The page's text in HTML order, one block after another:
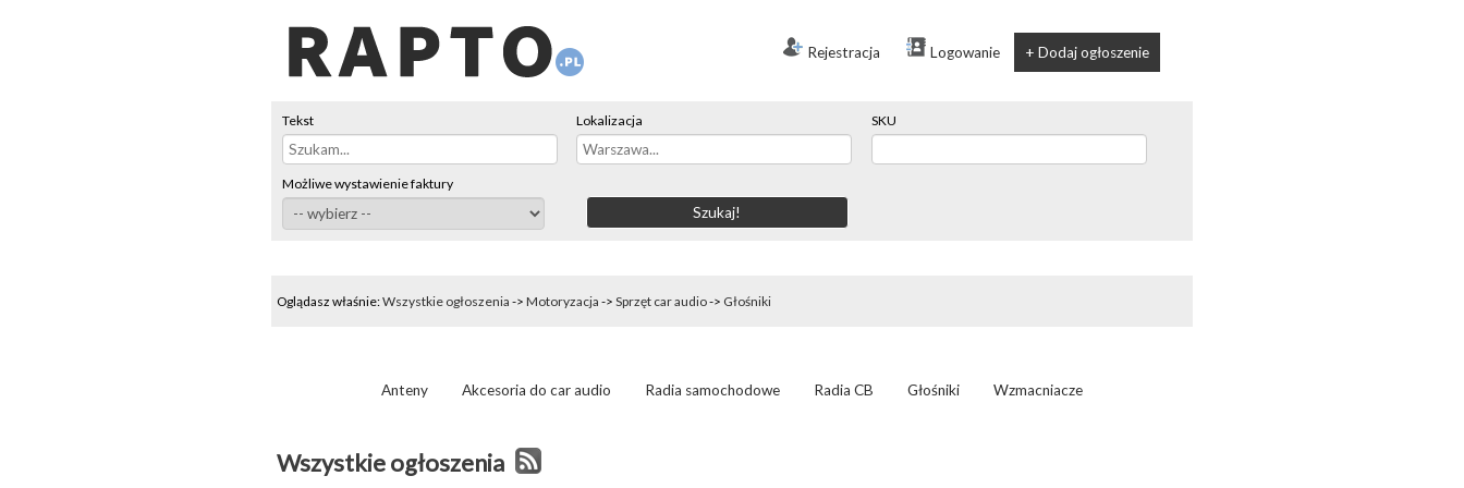
Rejestracja Logowanie + Dodaj ogłoszenie
Tekst Lokalizacja SKU
Możliwe wystawienie faktury
Oglądasz właśnie:Wszystkie ogłoszenia -> Motoryzacja -> Sprzęt car audio-> Głośniki
Anteny Akcesoria do car audio Radia samochodowe Radia CB Głośniki Wzmacniacze
Wszystkie ogłoszenia